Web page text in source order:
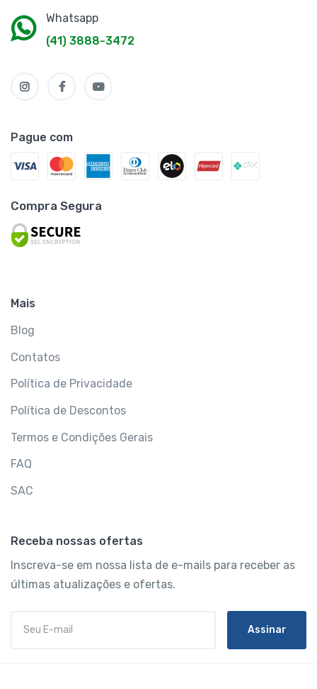
Whatsapp
(41) 3888-3472
Pague com
Compra Segura
Mais
Blog
Contatos
Política de Privacidade
Política de Descontos
Termos e Condições Gerais
FAQ
SAC
Receba nossas ofertas
Inscreva-se em nossa lista de e-mails para receber as
últimas atualizações e ofertas.
Assinar